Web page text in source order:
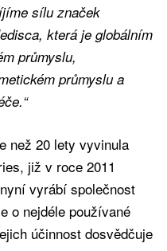
sílu značek
která je globálním
průmyslu,
průmyslu a
než 20 lety vyvinula
již v roce 2011
vyrábí společnost
o nejdéle používané
účinnost dosvědčuje